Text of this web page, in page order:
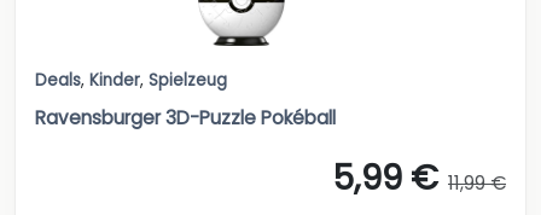
Deals, Kinder, Spielzeug
Ravensburger 3D-Puzzle Pokéball
5,99 € 11,99 €